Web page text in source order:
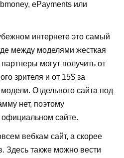
ePayments или
интернете это самый
между моделями жесткая
могут получить от
зрителя и от 15$ за
Отдельного сайта под
нет, поэтому
официальном сайте.
вебкам сайт, а скорее
Здесь также можно вести